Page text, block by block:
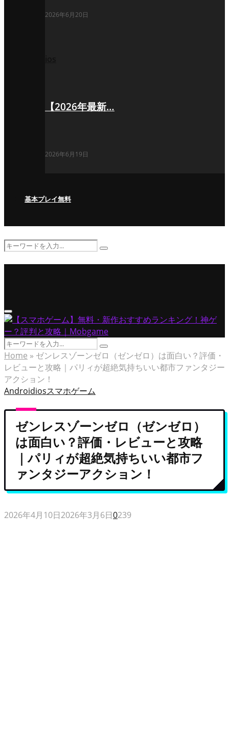
2026年6月20日
【2026年最新…
2026年6月19日
基本プレイ無料
Search
Search
Primary
Menu
Search
for:
Search
Home » ゼンレスゾーンゼロ（ゼンゼロ）は面白い？評価・
レビューと攻略｜パリィが超絶気持ちいい都市ファンタジー
アクション！
Androidiosスマホゲーム
ゼンレスゾーンゼロ（ゼンゼロ）
は面白い？評価・レビューと攻略
｜パリィが超絶気持ちいい都市フ
ァンタジーアクション！
2026年4月10日2026年3月6日0239